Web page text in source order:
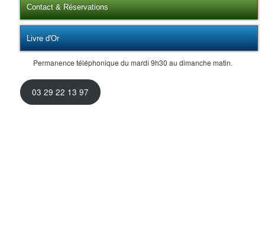
Contact & Réservations
Livre d'Or
Permanence téléphonique du mardi 9h30 au dimanche matin.
03 29 22 13 97